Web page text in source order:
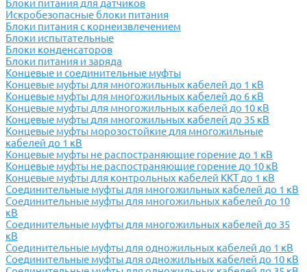
Блоки питания для датчиков
Искробезопасные блоки питания
Блоки питания с корнеизвлечением
Блоки испытательные
Блоки конденсаторов
Блоки питания и заряда
Концевые и соединительные муфты
Концевые муфты для многожильных кабелей до 1 кВ
Концевые муфты для многожильных кабелей до 6 кВ
Концевые муфты для многожильных кабелей до 10 кВ
Концевые муфты для многожильных кабелей до 35 кВ
Концевые муфты морозостойкие для многожильные
кабелей до 1 кВ
Концевые муфты не распостраняющие горение до 1 кВ
Концевые муфты не распостраняющие горение до 10 кВ
Концевые муфты для контрольных кабелей ККТ до 1 кВ
Соединительные муфты для многожильных кабелей до 1 кВ
Соединительные муфты для многожильных кабелей до 10
кВ
Соединительные муфты для многожильных кабелей до 35
кВ
Соединительные муфты для одножильных кабелей до 1 кВ
Соединительные муфты для одножильных кабелей до 10 кВ